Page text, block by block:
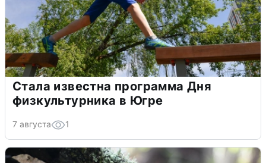
Стала известна программа Дня
физкультурника в Югре
7 августа 1